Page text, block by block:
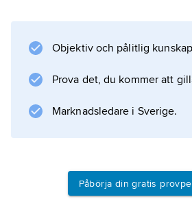
Information om artikeln
Objektiv och pålitlig
Prova det, du kommer att
Marknadsledare i Sverige.
Påbörja din gratis